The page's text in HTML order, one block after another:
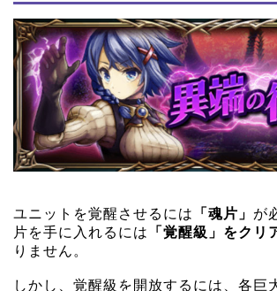
ユニットを覚醒させるには 「魂片」 が
片を手に入れるには
「覚醒級」をクリ
りません。
しかし、覚醒級を開放するには、各巨